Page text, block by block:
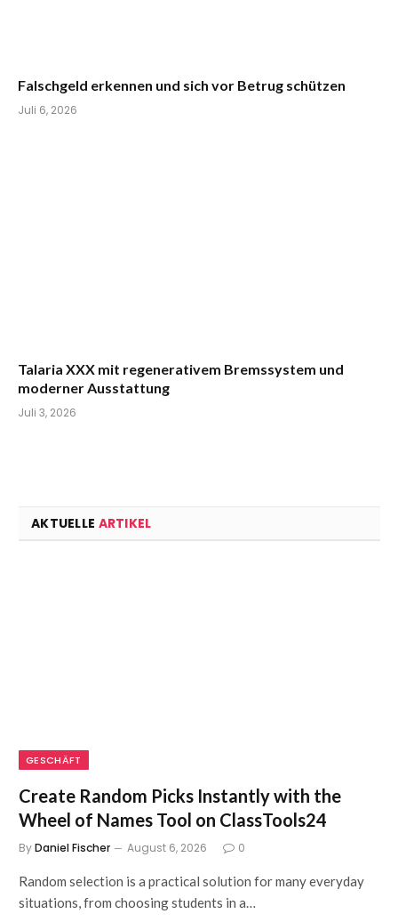
Falschgeld erkennen und sich vor Betrug schützen
Juli 6, 2026
Talaria XXX mit regenerativem Bremssystem und
moderner Ausstattung
Juli 3, 2026
AKTUELLE ARTIKEL
GESCHÄFT
Create Random Picks Instantly with the
Wheel of Names Tool on ClassTools24
ByDaniel Fischer August 6, 2026 0
Random selection is a practical solution for many everyday
situations, from choosing students in a…